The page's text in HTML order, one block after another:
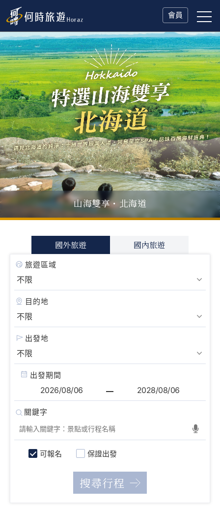
會員
父親節．限時特別企劃
一人旅行Solo Travel
山海雙享・北海道 冬日慢旅・奧捷德
國外旅遊 國內旅遊
旅遊區域
目的地
出發地
出發期間
可報名 保證出發